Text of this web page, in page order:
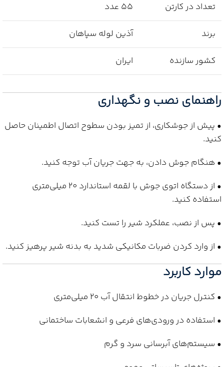
تعداد در کارتن 55 عدد
برند آذین لوله سپاهان
کشور سازنده ایران
راهنمای نصب و نگهداری
• پیش از جوشکاری، از تمیز بودن سطوح اتصال اطمینان حاصل
کنید.
• هنگام جوش دادن، به جهت جریان آب توجه کنید.
• از دستگاه اتوی جوش با لقمه استاندارد 20 میلی‌متری
استفاده کنید.
• پس از نصب، عملکرد شیر را تست کنید.
• از وارد کردن ضربات مکانیکی شدید به بدنه شیر پرهیز کنید.
موارد کاربرد
• کنترل جریان در خطوط انتقال آب 20 میلی‌متری
• استفاده در ورودی‌های فرعی و انشعابات ساختمانی
• سیستم‌های آبرسانی سرد و گرم